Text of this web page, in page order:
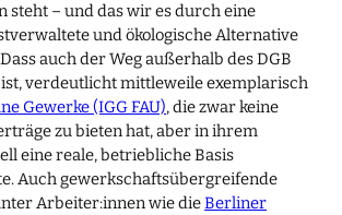
steht – und das wir es durch eine
und ökologische Alternative
auch der Weg außerhalb des DGB
verdeutlicht mittleweile exemplarisch
Gewerke (IGG FAU), die zwar keine
zu bieten hat, aber in ihrem
eine reale, betriebliche Basis
Auch gewerkschaftsübergreifende
Arbeiter:innen wie dieBerliner